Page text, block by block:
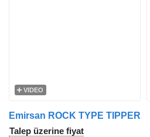
VIDEO
Emirsan ROCK TYPE TIPPER
Talep üzerine fiyat